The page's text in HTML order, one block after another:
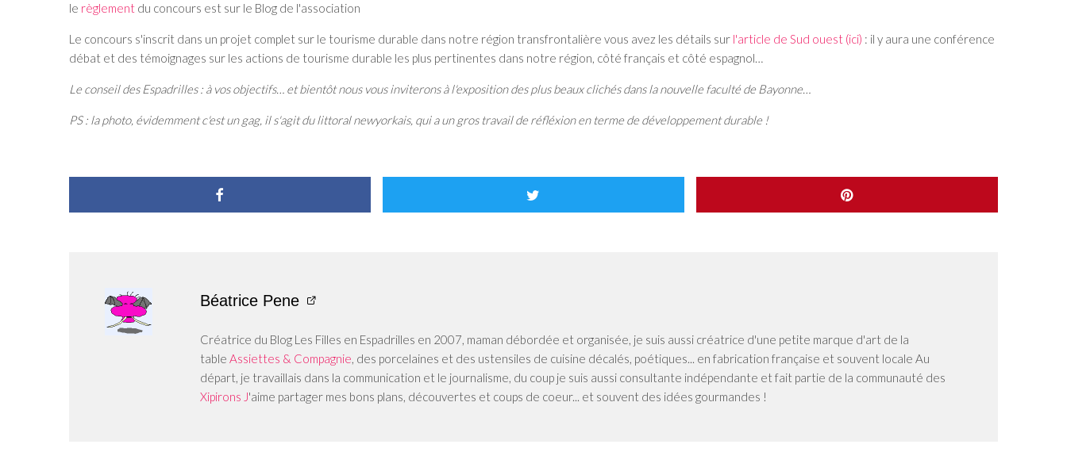
le règlement du concours est sur le Blog de l'association
Le concours s'inscrit dans un projet complet sur le tourisme durable dans notre région transfrontalière vous avez les détails sur l'article de Sud ouest (ici) : il y aura une conférence
débat et des témoignages sur les actions de tourisme durable les plus pertinentes dans notre région, côté français et côté espagnol…
Le conseil des Espadrilles : à vos objectifs… et bientôt nous vous inviterons à l'exposition des plus beaux clichés dans la nouvelle faculté de Bayonne…
PS : la photo, évidemment c'est un gag, il s'agit du littoral newyorkais, qui a un gros travail de réfléxion en terme de développement durable !
Béatrice Pene
Créatrice du Blog Les Filles en Espadrilles en 2007, maman débordée et organisée, je suis aussi créatrice d'une petite marque d'art de la
table Assiettes & Compagnie, des porcelaines et des ustensiles de cuisine décalés, poétiques... en fabrication française et souvent locale Au
départ, je travaillais dans la communication et le journalisme, du coup je suis aussi consultante indépendante et fait partie de la communauté des
Xipirons J'aime partager mes bons plans, découvertes et coups de coeur... et souvent des idées gourmandes !